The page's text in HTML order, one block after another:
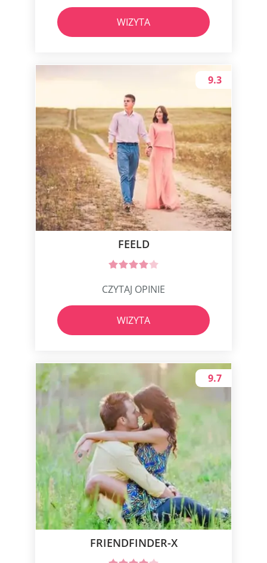
WIZYTA
FEELD
9.3
CZYTAJ OPINIE
WIZYTA
FRIENDFINDER-X
9.7